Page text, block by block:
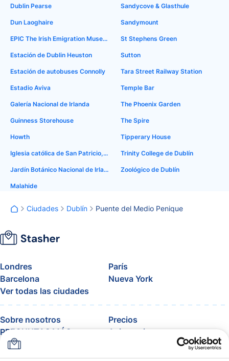
Dublin Pearse
Dun Laoghaire
EPIC The Irish Emigration Museum
Estación de Dublin Heuston
Estación de autobuses Connolly
Estadio Aviva
Galería Nacional de Irlanda
Guinness Storehouse
Howth
Iglesia católica de San Patricio, Soho
Jardín Botánico Nacional de Irlanda
Malahide
Sandycove & Glasthule
Sandymount
St Stephens Green
Sutton
Tara Street Railway Station
Temple Bar
The Phoenix Garden
The Spire
Tipperary House
Trinity College de Dublín
Zoológico de Dublín
Ciudades Dublín Puente del Medio Penique
Londres
París
Barcelona
Nueva York
Ver todas las ciudades
Sobre nosotros
Precios
PREGUNTAS MÁS
FRECUENTES
Asistencia
Blog Únete al programa de